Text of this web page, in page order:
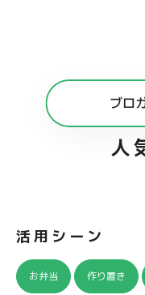
ブロ
人
活用シーン
お弁当 作り置き